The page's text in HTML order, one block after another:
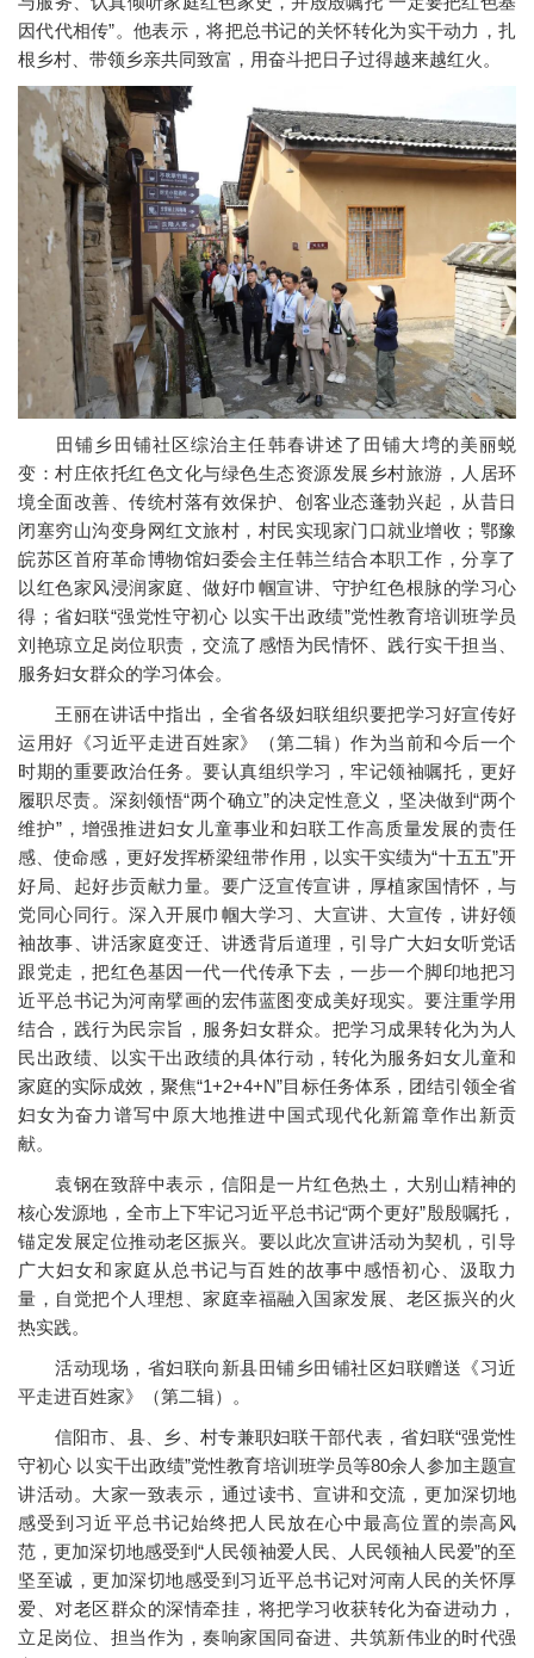
因代代相传”。他表示，将把总书记的关怀转化为实干动力，扎
根乡村、带领乡亲共同致富，用奋斗把日子过得越来越红火。
田铺乡田铺社区综治主任韩春讲述了田铺大塆的美丽蜕
变：村庄依托红色文化与绿色生态资源发展乡村旅游，人居环
境全面改善、传统村落有效保护、创客业态蓬勃兴起，从昔日
闭塞穷山沟变身网红文旅村，村民实现家门口就业增收；鄂豫
皖苏区首府革命博物馆妇委会主任韩兰结合本职工作，分享了
以红色家风浸润家庭、做好巾帼宣讲、守护红色根脉的学习心
得；省妇联“强党性守初心 以实干出政绩”党性教育培训班学员
刘艳琼立足岗位职责，交流了感悟为民情怀、践行实干担当、
服务妇女群众的学习体会。
王丽在讲话中指出，全省各级妇联组织要把学习好宣传好
运用好《习近平走进百姓家》（第二辑）作为当前和今后一个
时期的重要政治任务。要认真组织学习，牢记领袖嘱托，更好
履职尽责。深刻领悟“两个确立”的决定性意义，坚决做到“两个
维护”，增强推进妇女儿童事业和妇联工作高质量发展的责任
感、使命感，更好发挥桥梁纽带作用，以实干实绩为“十五五”开
好局、起好步贡献力量。要广泛宣传宣讲，厚植家国情怀，与
党同心同行。深入开展巾帼大学习、大宣讲、大宣传，讲好领
袖故事、讲活家庭变迁、讲透背后道理，引导广大妇女听党话
跟党走，把红色基因一代一代传承下去，一步一个脚印地把习
近平总书记为河南擘画的宏伟蓝图变成美好现实。要注重学用
结合，践行为民宗旨，服务妇女群众。把学习成果转化为为人
民出政绩、以实干出政绩的具体行动，转化为服务妇女儿童和
家庭的实际成效，聚焦“1+2+4+N”目标任务体系，团结引领全省
妇女为奋力谱写中原大地推进中国式现代化新篇章作出新贡
献。
袁钢在致辞中表示，信阳是一片红色热土，大别山精神的
核心发源地，全市上下牢记习近平总书记“两个更好”殷殷嘱托，
锚定发展定位推动老区振兴。要以此次宣讲活动为契机，引导
广大妇女和家庭从总书记与百姓的故事中感悟初心、汲取力
量，自觉把个人理想、家庭幸福融入国家发展、老区振兴的火
热实践。
活动现场，省妇联向新县田铺乡田铺社区妇联赠送《习近
平走进百姓家》（第二辑）。
信阳市、县、乡、村专兼职妇联干部代表，省妇联“强党性
守初心 以实干出政绩”党性教育培训班学员等80余人参加主题宣
讲活动。大家一致表示，通过读书、宣讲和交流，更加深切地
感受到习近平总书记始终把人民放在心中最高位置的崇高风
范，更加深切地感受到“人民领袖爱人民、人民领袖人民爱”的至
坚至诚，更加深切地感受到习近平总书记对河南人民的关怀厚
爱、对老区群众的深情牵挂，将把学习收获转化为奋进动力，
立足岗位、担当作为，奏响家国同奋进、共筑新伟业的时代强